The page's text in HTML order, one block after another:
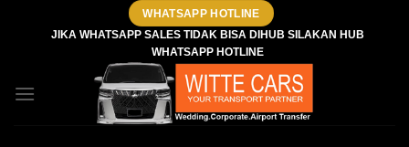
WHATSAPP HOTLINE
JIKA WHATSAPP SALES TIDAK BISA DIHUB SILAKAN HUB
WHATSAPP HOTLINE